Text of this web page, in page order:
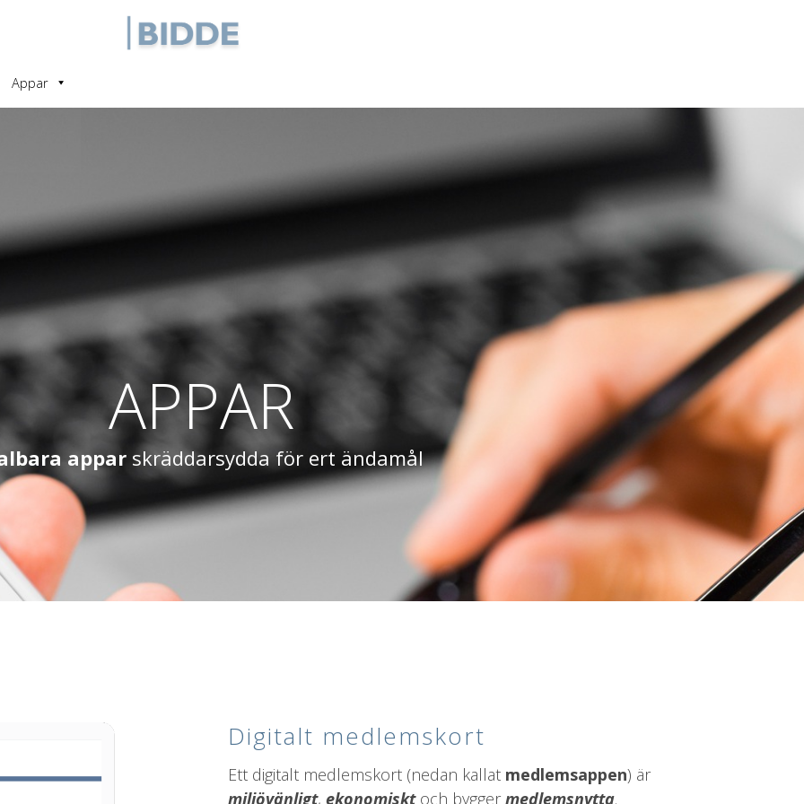
Appar
APPAR
appar skräddarsydda för ert ändamål
Digitalt medlemskort
Ett digitalt medlemskort (nedan kallat medlemsappen) är
miljövänligt, ekonomisktoch bygger medlemsnytta.